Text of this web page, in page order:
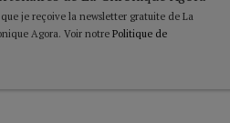
je reçoive la newsletter gratuite de La
Agora. Voir notre Politique de